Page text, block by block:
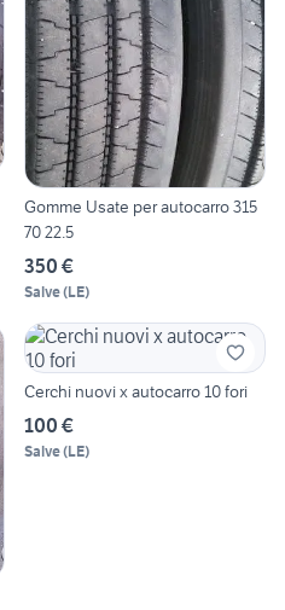
Gomme Usate per autocarro 315
70 22.5
350 €
Salve(LE)
Cerchi nuovi x autocarro 10 fori
100 €
Salve(LE)